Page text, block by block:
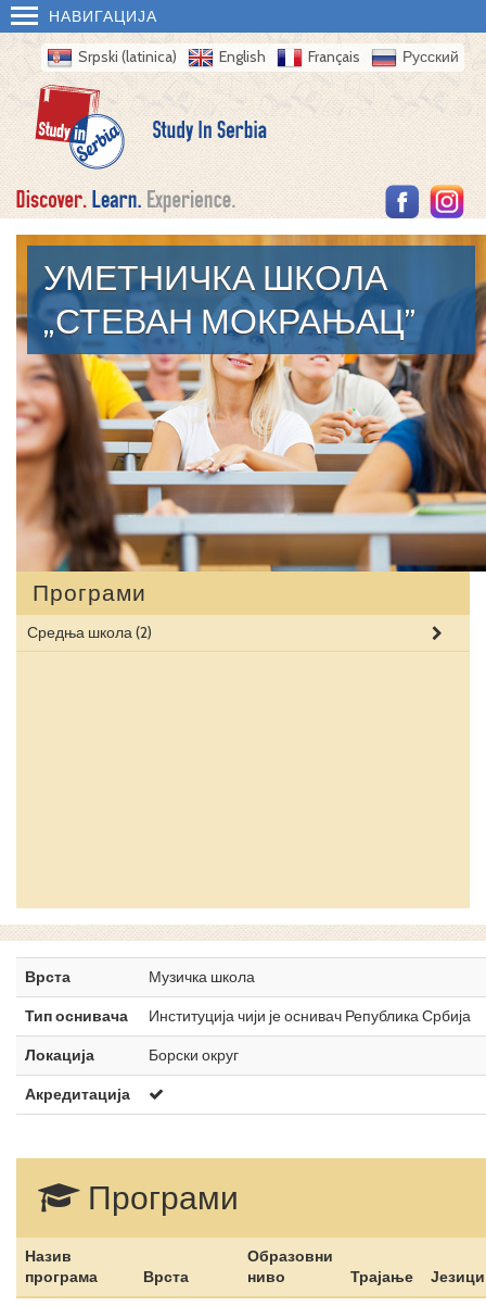
НАВИГАЦИЈА
Srpski (latinica) English Français Русский
УМЕТНИЧКА ШКОЛА
„СТЕВАН МОКРАЊАЦ”
Програми
Средња школа(2)
Врста
Музичка школа
Тип оснивача
Институција чији је оснивач Република Србија
Локација
Борски округ
Акредитација
Програми
Назив
програма
Врста
Образовни
ниво
Трајање Језици